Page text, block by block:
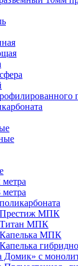
Престиж МПК
Титан МПК
Капелька МПК
Домик» с